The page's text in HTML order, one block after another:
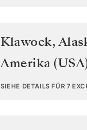
Klawock,
Amerika
SIEHE DETAILS FÜR 7